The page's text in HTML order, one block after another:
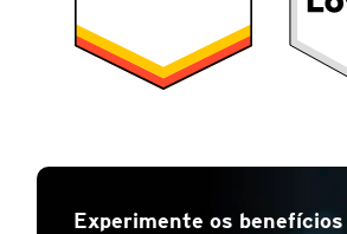
Experimente os benefícios